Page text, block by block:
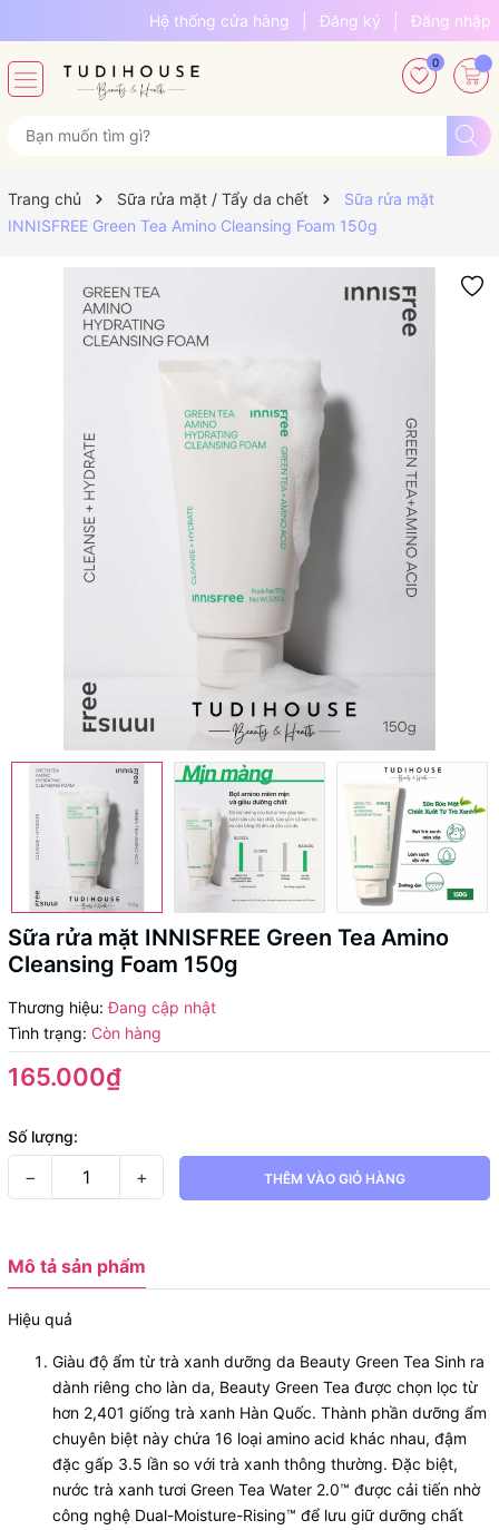
Hệ thống cửa hàng Đăng ký Đăng nhập
0
Trang chủ Sữa rửa mặt / Tẩy da chết
Sữa rửa mặt
INNISFREE Green Tea Amino Cleansing Foam 150g
Sữa rửa mặt INNISFREE Green Tea Amino
Cleansing Foam 150g
Thương hiệu: Đang cập nhật
Tình trạng: Còn hàng
165.000₫
Số lượng:
− + THÊM VÀO GIỎ HÀNG
Mô tả sản phẩm
Hiệu quả
Giàu độ ẩm từ trà xanh dưỡng da Beauty Green Tea Sinh ra
dành riêng cho làn da, Beauty Green Tea được chọn lọc từ
hơn 2,401 giống trà xanh Hàn Quốc. Thành phần dưỡng ẩm
chuyên biệt này chứa 16 loại amino acid khác nhau, đậm
đặc gấp 3.5 lần so với trà xanh thông thường. Đặc biệt,
nước trà xanh tươi Green Tea Water 2.0™ được cải tiến nhờ
công nghệ Dual-Moisture-Rising™ để lưu giữ dưỡng chất